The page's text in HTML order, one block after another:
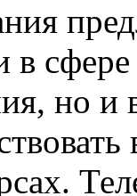
в
но и